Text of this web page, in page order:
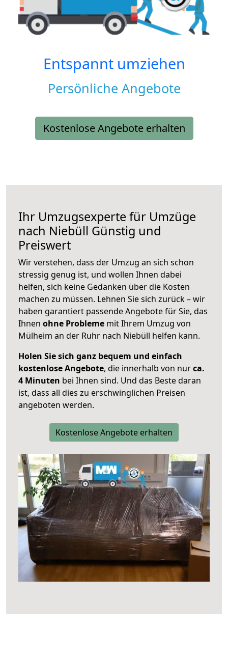
Entspannt umziehen
Persönliche Angebote
Kostenlose Angebote erhalten
Ihr Umzugsexperte für Umzüge
nach Niebüll Günstig und
Preiswert
Wir verstehen, dass der Umzug an sich schon
stressig genug ist, und wollen Ihnen dabei
helfen, sich keine Gedanken über die Kosten
machen zu müssen. Lehnen Sie sich zurück – wir
haben garantiert passende Angebote für Sie, das
Ihnen ohne Probleme mit Ihrem Umzug von
Mülheim an der Ruhr nach Niebüll helfen kann.
Holen Sie sich ganz bequem und einfach
kostenlose Angebote, die innerhalb von nurca.
4 Minuten bei Ihnen sind. Und das Beste daran
ist, dass all dies zu erschwinglichen Preisen
angeboten werden.
Kostenlose Angebote erhalten